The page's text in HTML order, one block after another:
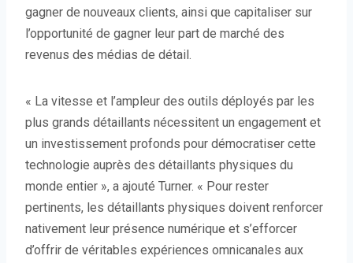
gagner de nouveaux clients, ainsi que capitaliser sur
l’opportunité de gagner leur part de marché des
revenus des médias de détail.
« La vitesse et l’ampleur des outils déployés par les
plus grands détaillants nécessitent un engagement et
un investissement profonds pour démocratiser cette
technologie auprès des détaillants physiques du
monde entier », a ajouté Turner. « Pour rester
pertinents, les détaillants physiques doivent renforcer
nativement leur présence numérique et s’efforcer
d’offrir de véritables expériences omnicanales aux